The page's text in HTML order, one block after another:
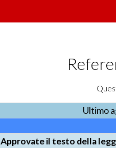
Ultimo
Approvate il testo della